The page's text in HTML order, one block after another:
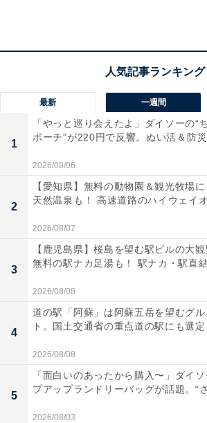
左奥から「マンゴープリン 」「ライチゼリー」（
アールグレイ」（2個）
最新 一週間
1
「やっと巡り会えたよ」ダイソーの“
ポーチ”が220円で反響。ぬい活＆防災
2026/08/06
2
【愛知県】無料の動物園＆観光牧場
天然温泉も！ 高速道路のハイウェイオ
2026/08/07
3
【鹿児島県】桜島を望む駅ビルの大観
無料の駅ナカ足湯も！ 駅ナカ・駅直結
2026/08/08
4
道の駅「阿蘇」は阿蘇五岳を望むグル
ト。国土交通省の重点道の駅にも選定
2026/08/08
5
「面白いのあったから購入〜」ダイ
プアップランドリーバッグが話題。“
2026/08/03